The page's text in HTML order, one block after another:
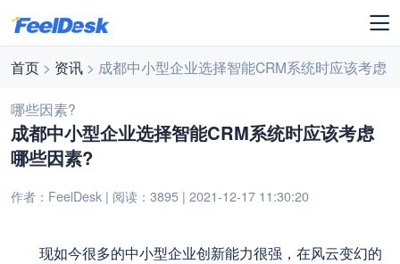
首页 > 资讯 > 成都中小型企业选择智能CRM系统时应该考虑
哪些因素?
成都中小型企业选择智能CRM系统时应该考虑
哪些因素?
作者：FeelDesk | 阅读：3895 | 2021-12-17 11:30:20
现如今很多的中小型企业创新能力很强，在风云变幻的